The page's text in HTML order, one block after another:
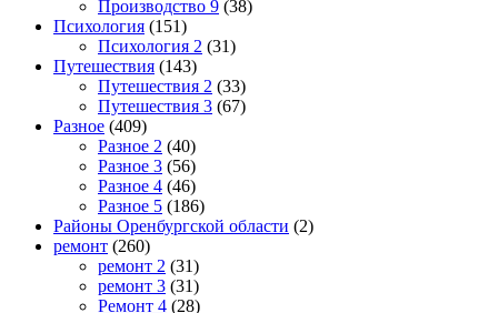
Производство 9 (38)
Психология (151)
Психология 2 (31)
Путешествия (143)
Путешествия 2 (33)
Путешествия 3 (67)
Разное (409)
Разное 2 (40)
Разное 3 (56)
Разное 4 (46)
Разное 5 (186)
Районы Оренбургской области (2)
ремонт (260)
ремонт 2 (31)
ремонт 3 (31)
Ремонт 4 (28)